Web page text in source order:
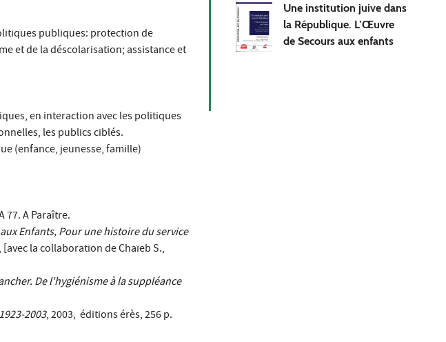
publiques: protection de
et de la déscolarisation; assistance et
en interaction avec les politiques
les publics ciblés.
(enfance, jeunesse, famille)
77. A Paraître.
Enfants, Pour une histoire du service
[avec la collaboration de Chaïeb S.,
De l'hygiénisme à la suppléance
2003, 2003, éditions érès, 256 p.
Une institution juive dans
la République. L’Œuvre
de Secours aux enfants